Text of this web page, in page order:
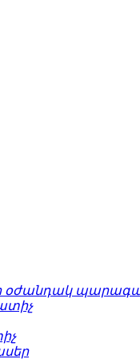
օժանդակ